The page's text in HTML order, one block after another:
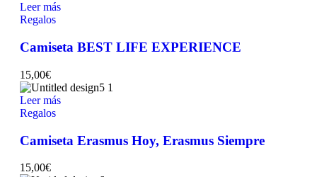
Leer más
Regalos
Camiseta BEST LIFE EXPERIENCE
15,00€
Leer más
Regalos
Camiseta Erasmus Hoy, Erasmus Siempre
15,00€